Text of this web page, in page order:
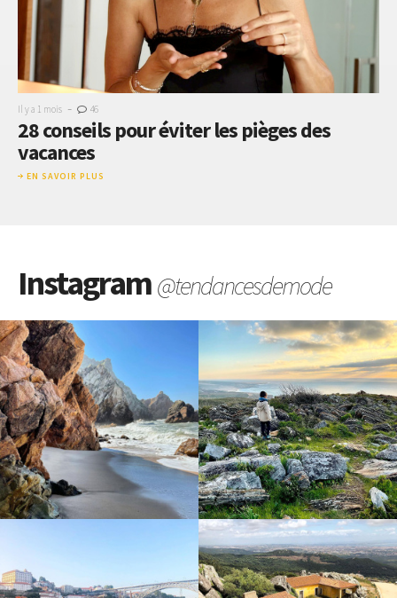
Il y a 1 mois - 46
28 conseils pour éviter les pièges des
vacances
EN SAVOIR PLUS
Instagram@tendancesdemode